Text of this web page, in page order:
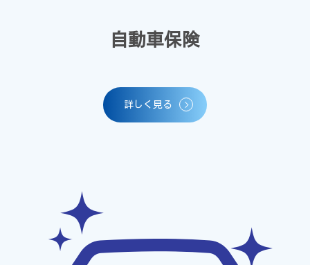
自動車保険
詳しく見る